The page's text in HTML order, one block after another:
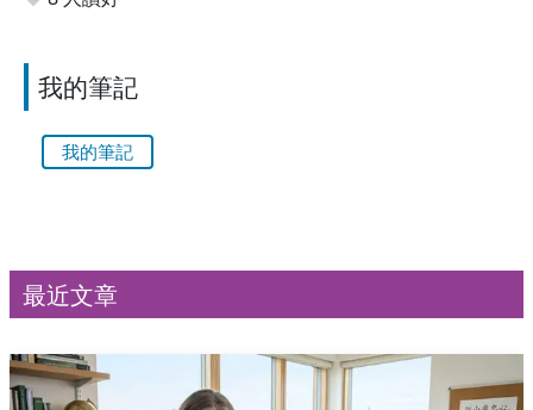
我的筆記
我的筆記
最近文章